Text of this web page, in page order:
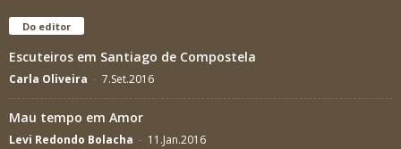
Do editor
Escuteiros em Santiago de Compostela
Carla Oliveira - 7.Set.2016
Mau tempo em Amor
Levi Redondo Bolacha - 11.Jan.2016